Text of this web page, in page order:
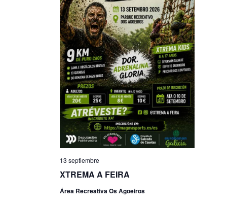
XTREMA A FEIRA
13 septiembre
Área Recreativa Os Agoeiros